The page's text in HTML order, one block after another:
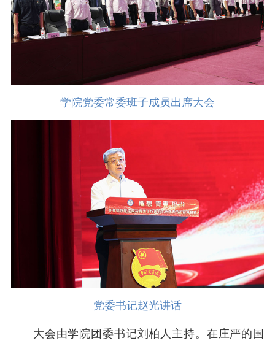
学院党委常委班子成员出席大会
党委书记赵光讲话
大会由学院团委书记刘柏人主持。在庄严的国